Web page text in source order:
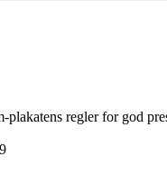
plakatens regler for god